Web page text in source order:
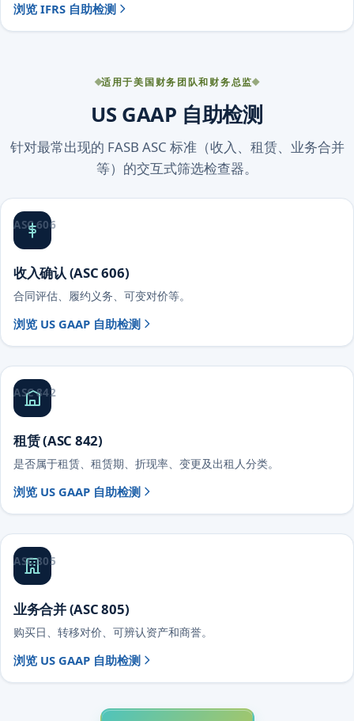
浏览 IFRS 自助检测
适用于美国财务团队和财务总监
US GAAP 自助检测
针对最常出现的 FASB ASC 标准（收入、租赁、业务合并
等）的交互式筛选检查器。
ASC 606
收入确认 (ASC 606)
合同评估、履约义务、可变对价等。
浏览 US GAAP 自助检测
ASC 842
租赁 (ASC 842)
是否属于租赁、租赁期、折现率、变更及出租人分类。
浏览 US GAAP 自助检测
ASC 805
业务合并 (ASC 805)
购买日、转移对价、可辨认资产和商誉。
浏览 US GAAP 自助检测